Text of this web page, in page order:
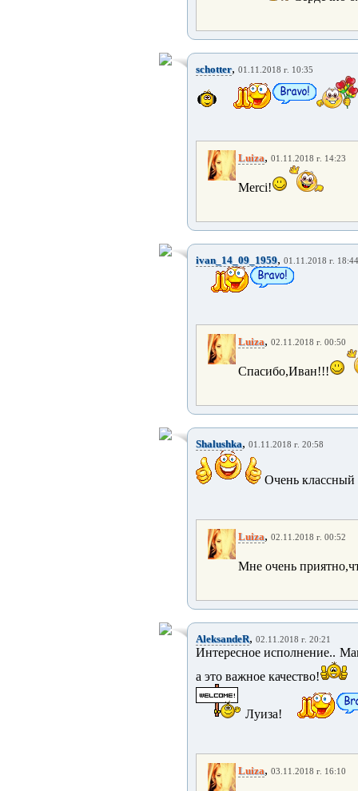
schotter, 01.11.2018 г. 10:35
Luiza, 01.11.2018 г. 14:23
Merci!
ivan_14_09_1959, 01.11.2018 г. 18:44
Luiza, 02.11.2018 г. 00:50
Спасибо,Иван!!!
Shalushka, 01.11.2018 г. 20:58
Очень
Luiza, 02.11.2018 г. 00:52
Мне очень
AleksandeR, 02.11.2018 г. 20:21
Интересное исполнение..
а это важное качество!
Луиза!
Luiza, 03.11.2018 г. 16:10